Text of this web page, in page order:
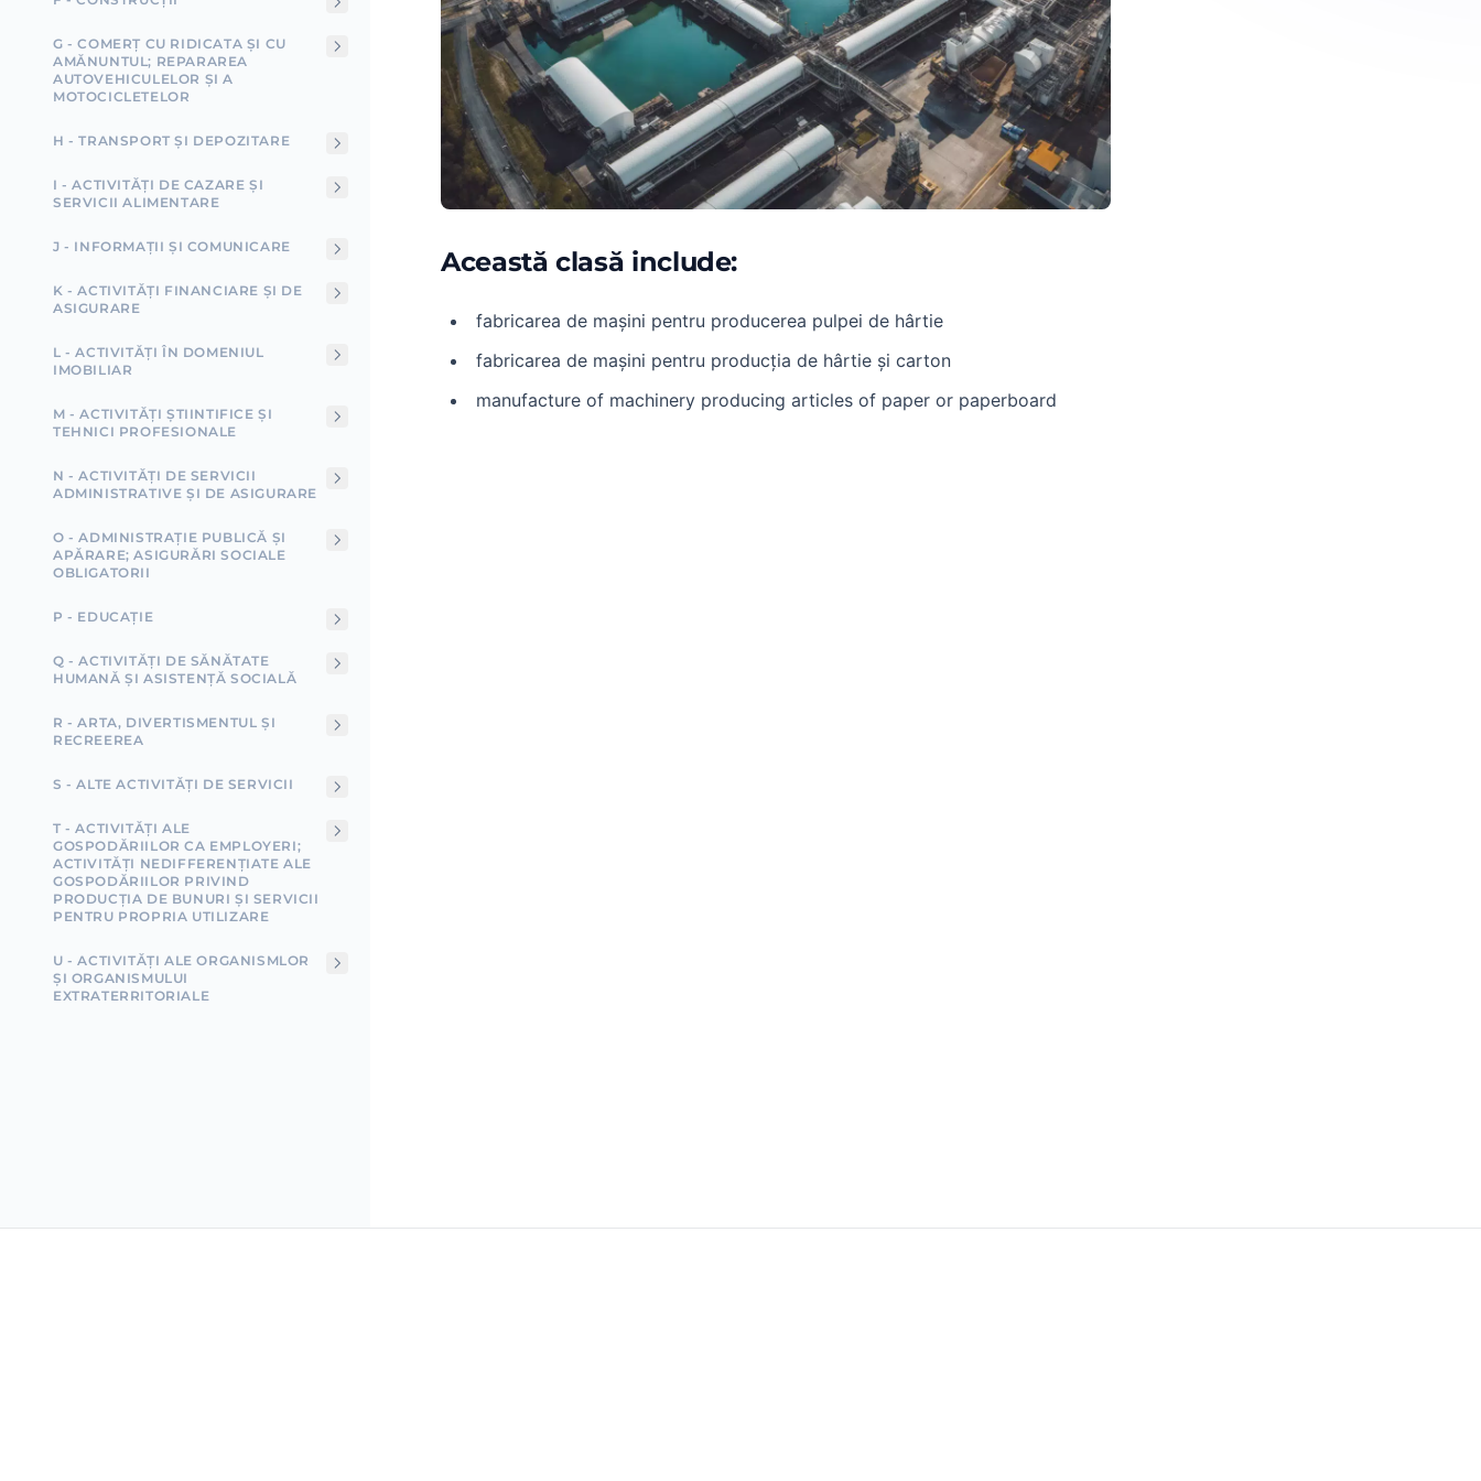
G - COMERȚ CU RIDICATA ȘI CU
AMĂNUNTUL; REPARAREA
AUTOVEHICULELOR ȘI A
MOTOCICLETELOR
H - TRANSPORT ȘI DEPOZITARE
I - ACTIVITĂȚI DE CAZARE ȘI
SERVICII ALIMENTARE
J - INFORMAȚII ȘI COMUNICARE
K - ACTIVITĂȚI FINANCIARE ȘI DE
ASIGURARE
L - ACTIVITĂȚI ÎN DOMENIUL
IMOBILIAR
M - ACTIVITĂȚI ȘTIINTIFICE ȘI
TEHNICI PROFESIONALE
N - ACTIVITĂȚI DE SERVICII
ADMINISTRATIVE ȘI DE ASIGURARE
O - ADMINISTRAȚIE PUBLICĂ ȘI
APĂRARE; ASIGURĂRI SOCIALE
OBLIGATORII
P - EDUCAȚIE
Q - ACTIVITĂȚI DE SĂNĂTATE
HUMANĂ ȘI ASISTENȚĂ SOCIALĂ
R - ARTA, DIVERTISMENTUL ȘI
RECREEREA
S - ALTE ACTIVITĂȚI DE SERVICII
T - ACTIVITĂȚI ALE
GOSPODĂRIILOR CA EMPLOYERI;
ACTIVITĂȚI NEDIFFERENȚIATE ALE
GOSPODĂRIILOR PRIVIND
PRODUCȚIA DE BUNURI ȘI SERVICII
PENTRU PROPRIA UTILIZARE
U - ACTIVITĂȚI ALE ORGANISMLOR
ȘI ORGANISMULUI
EXTRATERRITORIALE
Această clasă include:
fabricarea de mașini pentru producerea pulpei de hârtie
fabricarea de mașini pentru producția de hârtie și carton
manufacture of machinery producing articles of paper or paperboard